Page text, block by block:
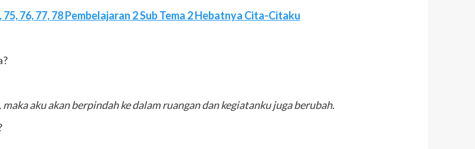
76, 77, 78 Pembelajaran 2 Sub Tema 2 Hebatnya Cita-Citaku
aku akan berpindah ke dalam ruangan dan kegiatanku juga berubah.